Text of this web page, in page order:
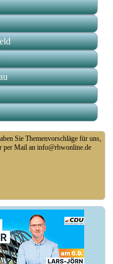
Sie Themenvorschläge für uns,
per Mail an info@rbwonline.de
Wasserstands der Elbe den